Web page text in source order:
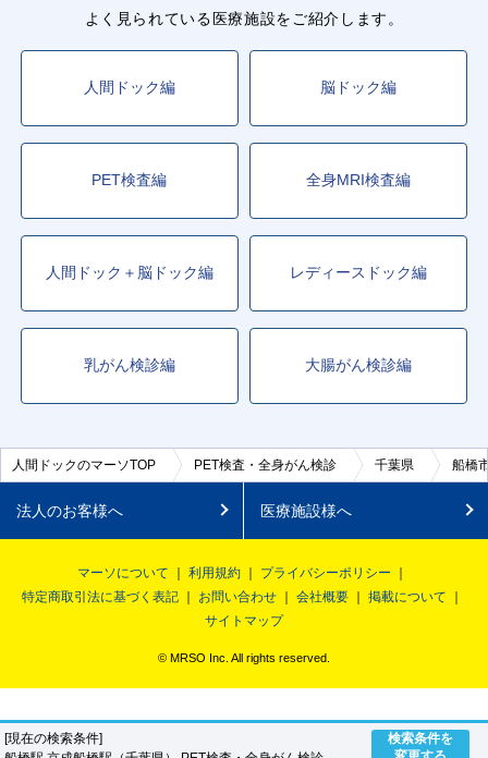
[現在の検索条件]
検索条件を
よく見られている医療施設をご紹介します。
人間ドック編 脳ドック編
PET検査編 全身MRI検査編
人間ドック＋脳ドック編 レディースドック編
乳がん検診編 大腸がん検診編
人間ドックのマーソTOP PET検査・全身がん検診 千葉県 船橋
法人のお客様へ 医療施設様へ
マーソについて 利用規約
プライバシーポリシー
特定商取引法に基づく表記
お問い合わせ 会社概要
掲載について
サイトマップ
© MRSO Inc. All rights reserved.